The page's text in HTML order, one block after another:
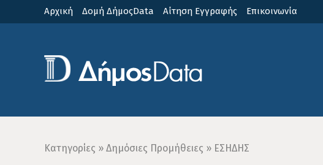
Παράκαμψη
προς
περιεχόμενο
Αρχική Δομή ΔήμοςData Αίτηση Εγγραφής Επικοινωνία
Breadcrumb
Κατηγορίες Δημόσιες Προμήθειες ΕΣΗΔΗΣ